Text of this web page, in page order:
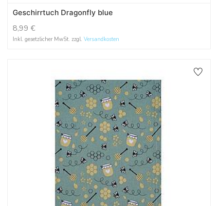
Geschirrtuch Dragonfly blue
8,99 €
Inkl. gesetzlicher MwSt. zzgl. Versandkosten